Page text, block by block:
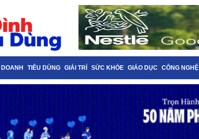
DOANH TIÊU DÙNG GIẢI TRÍ SỨC KHỎE GIÁO DỤC CÔNG NGHỆ